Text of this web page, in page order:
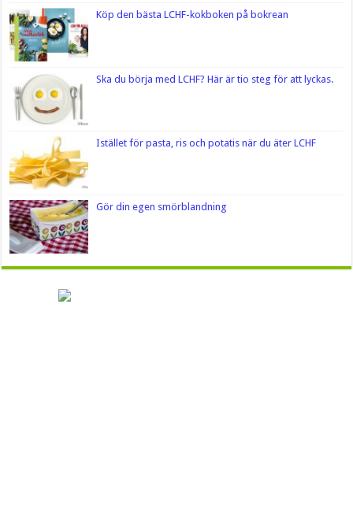
Köp den bästa LCHF-kokboken på bokrean
Ska du börja med LCHF? Här är tio steg för att lyckas.
Istället för pasta, ris och potatis när du äter LCHF
Gör din egen smörblandning